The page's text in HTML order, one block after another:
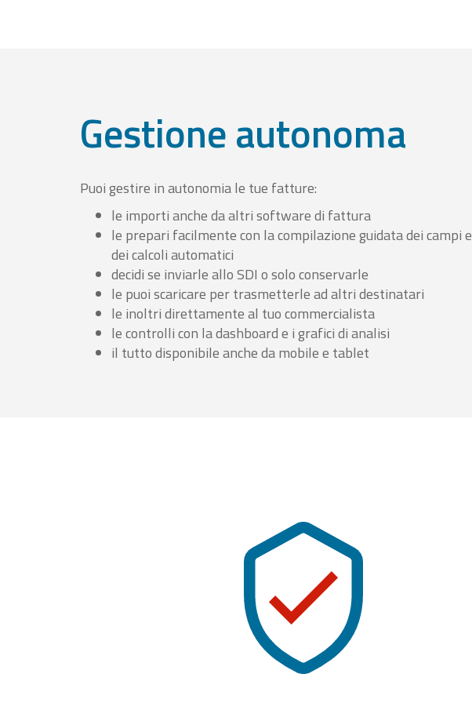
Gestione autonoma
Puoi gestire in autonomia le tue fatture:
le importi anche da altri software di fattura
le prepari facilmente con la compilazione guidata dei campi e
dei calcoli automatici
decidi se inviarle allo SDI o solo conservarle
le puoi scaricare per trasmetterle ad altri destinatari
le inoltri direttamente al tuo commercialista
le controlli con la dashboard e i grafici di analisi
il tutto disponibile anche da mobile e tablet